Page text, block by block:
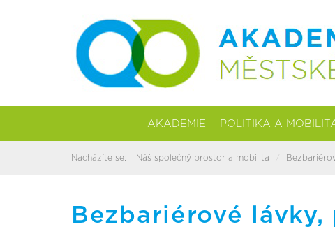
AKADEMIE POLITIKA A
Nacházíte se: Náš společný prostor a mobilita
Bezbariérové